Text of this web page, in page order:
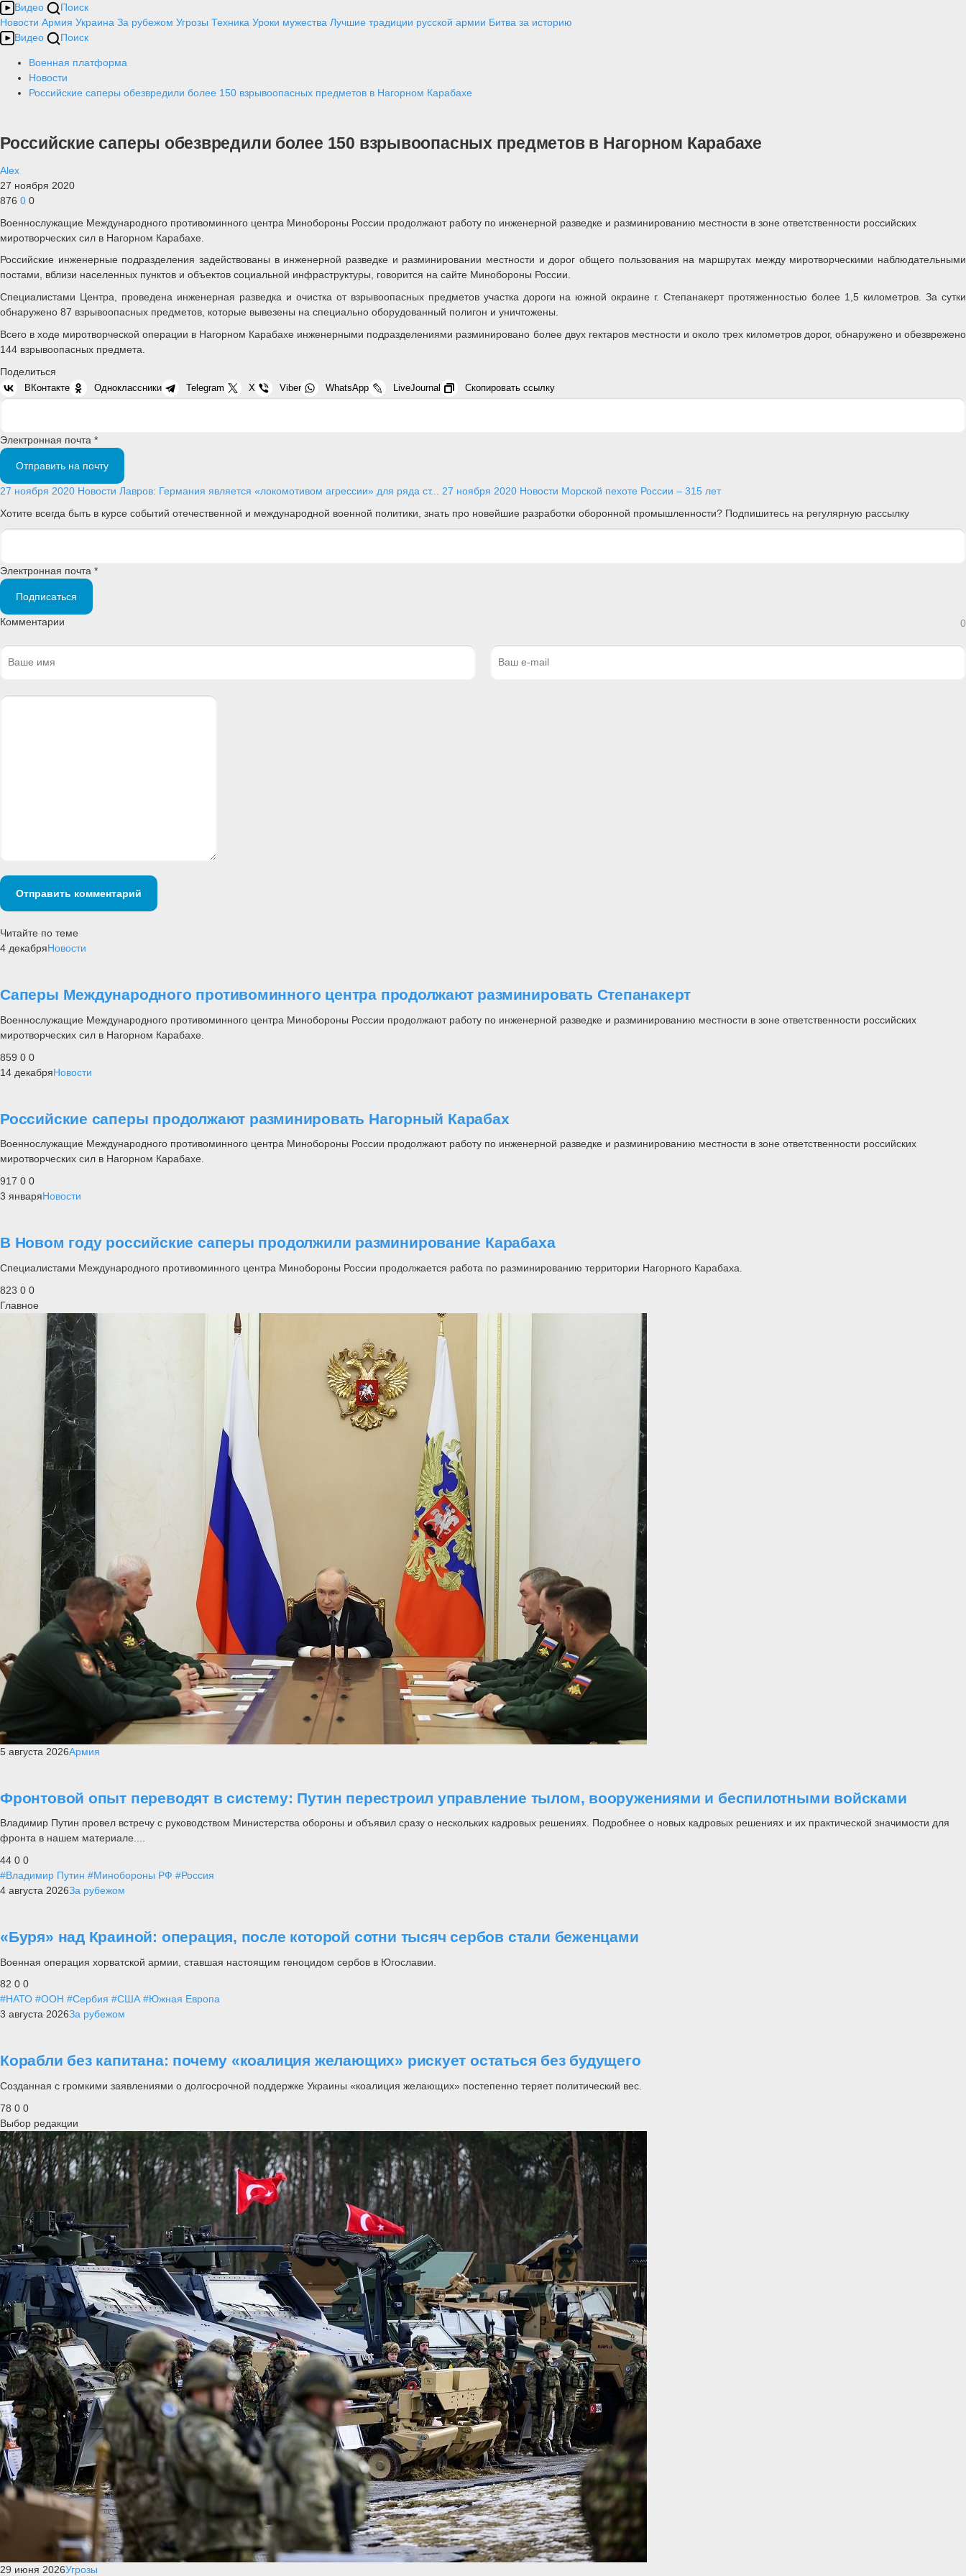
Видео
Поиск
Новости Армия Украина За рубежом Угрозы Техника Уроки мужества Лучшие традиции русской армии Битва за историю
Видео
Поиск
Военная платформа
Новости
Российские саперы обезвредили более 150 взрывоопасных предметов в Нагорном Карабахе
Российские саперы обезвредили более 150 взрывоопасных предметов в Нагорном Карабахе
Alex
27 ноября 2020
876 0 0
Военнослужащие Международного противоминного центра Минобороны России продолжают работу по инженерной разведке и разминированию местности в зоне ответственности российских
миротворческих сил в Нагорном Карабахе.
Российские инженерные подразделения задействованы в инженерной разведке и разминировании местности и дорог общего пользования на маршрутах между миротворческими наблюдательными
постами, вблизи населенных пунктов и объектов социальной инфраструктуры, говорится на сайте Минобороны России.
Специалистами Центра, проведена инженерная разведка и очистка от взрывоопасных предметов участка дороги на южной окраине г. Степанакерт протяженностью более 1,5 километров. За сутки
обнаружено 87 взрывоопасных предметов, которые вывезены на специально оборудованный полигон и уничтожены.
Всего в ходе миротворческой операции в Нагорном Карабахе инженерными подразделениями разминировано более двух гектаров местности и около трех километров дорог, обнаружено и обезврежено
144 взрывоопасных предмета.
Поделиться
ВКонтакте Одноклассники Telegram X Viber WhatsApp LiveJournal Скопировать ссылку
Электронная почта *
Отправить на почту
27 ноября 2020 Новости Лавров: Германия является «локомотивом агрессии» для ряда ст... 27 ноября 2020 Новости Морской пехоте России – 315 лет
Хотите всегда быть в курсе событий отечественной и международной военной политики, знать про новейшие разработки оборонной промышленности? Подпишитесь на регулярную рассылку
Электронная почта *
Подписаться
Комментарии 0
Отправить комментарий
Читайте по теме
4 декабряНовости
Саперы Международного противоминного центра продолжают разминировать Степанакерт
Военнослужащие Международного противоминного центра Минобороны России продолжают работу по инженерной разведке и разминированию местности в зоне ответственности российских
миротворческих сил в Нагорном Карабахе.
859 0 0
14 декабряНовости
Российские саперы продолжают разминировать Нагорный Карабах
Военнослужащие Международного противоминного центра Минобороны России продолжают работу по инженерной разведке и разминированию местности в зоне ответственности российских
миротворческих сил в Нагорном Карабахе.
917 0 0
3 январяНовости
В Новом году российские саперы продолжили разминирование Карабаха
Специалистами Международного противоминного центра Минобороны России продолжается работа по разминированию территории Нагорного Карабаха.
823 0 0
Главное
5 августа 2026Армия
Фронтовой опыт переводят в систему: Путин перестроил управление тылом, вооружениями и беспилотными войсками
Владимир Путин провел встречу с руководством Министерства обороны и объявил сразу о нескольких кадровых решениях. Подробнее о новых кадровых решениях и их практической значимости для
фронта в нашем материале....
44 0 0
#Владимир Путин #Минобороны РФ #Россия
4 августа 2026За рубежом
«Буря» над Краиной: операция, после которой сотни тысяч сербов стали беженцами
Военная операция хорватской армии, ставшая настоящим геноцидом сербов в Югославии.
82 0 0
#НАТО #ООН #Сербия #США #Южная Европа
3 августа 2026За рубежом
Корабли без капитана: почему «коалиция желающих» рискует остаться без будущего
Созданная с громкими заявлениями о долгосрочной поддержке Украины «коалиция желающих» постепенно теряет политический вес.
78 0 0
Выбор редакции
29 июня 2026Угрозы